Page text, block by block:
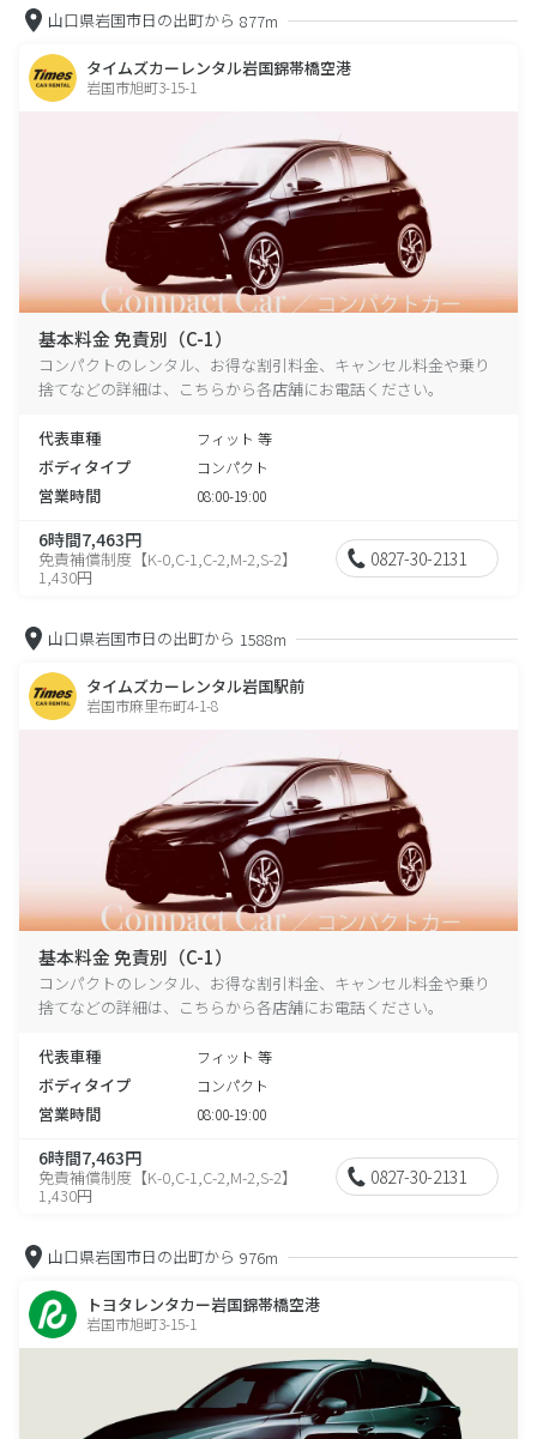
山口県岩国市日の出町から 877m
タイムズカーレンタル岩国錦帯橋空港
岩国市旭町3-15-1
基本料金 免責別（C-1）
コンパクトのレンタル、お得な割引料金、キャンセル料金や乗り
捨てなどの詳細は、こちらから各店舗にお電話ください。
代表車種 フィット 等
ボディタイプ コンパクト
営業時間 08:00-19:00
6時間7,463円
免責補償制度【K-0,C-1,C-2,M-2,S-2】
1,430円
0827-30-2131
山口県岩国市日の出町から 1588m
タイムズカーレンタル岩国駅前
岩国市麻里布町4-1-8
基本料金 免責別（C-1）
コンパクトのレンタル、お得な割引料金、キャンセル料金や乗り
捨てなどの詳細は、こちらから各店舗にお電話ください。
代表車種 フィット 等
ボディタイプ コンパクト
営業時間 08:00-19:00
6時間7,463円
免責補償制度【K-0,C-1,C-2,M-2,S-2】
1,430円
0827-30-2131
山口県岩国市日の出町から 976m
トヨタレンタカー岩国錦帯橋空港
岩国市旭町3-15-1